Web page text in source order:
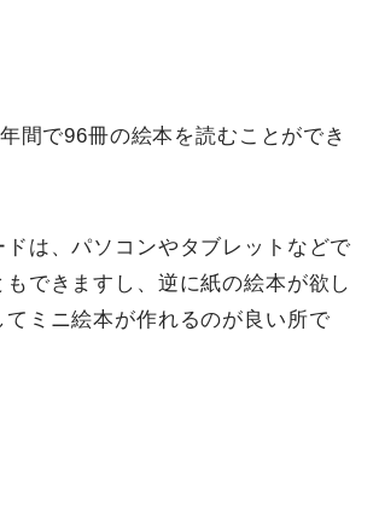
間で96冊の絵本を読むことができ
ドは、パソコンやタブレットなどで
できますし、逆に紙の絵本が欲し
てミニ絵本が作れるのが良い所で